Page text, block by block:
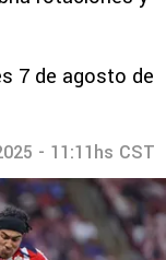
7 de agosto de
- 11:11hs CST